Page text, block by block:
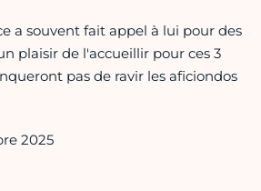
a souvent fait appel à lui pour des
plaisir de l'accueillir pour ces 3
pas de ravir les aficiondos
2025